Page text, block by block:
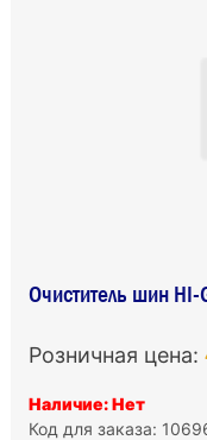
Очиститель шин
Розничная цена:
Наличие: Нет
Код для заказа: